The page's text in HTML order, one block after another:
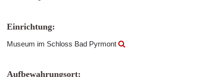
Einrichtung:
Museum im Schloss Bad Pyrmont
Aufbewahrungsort: